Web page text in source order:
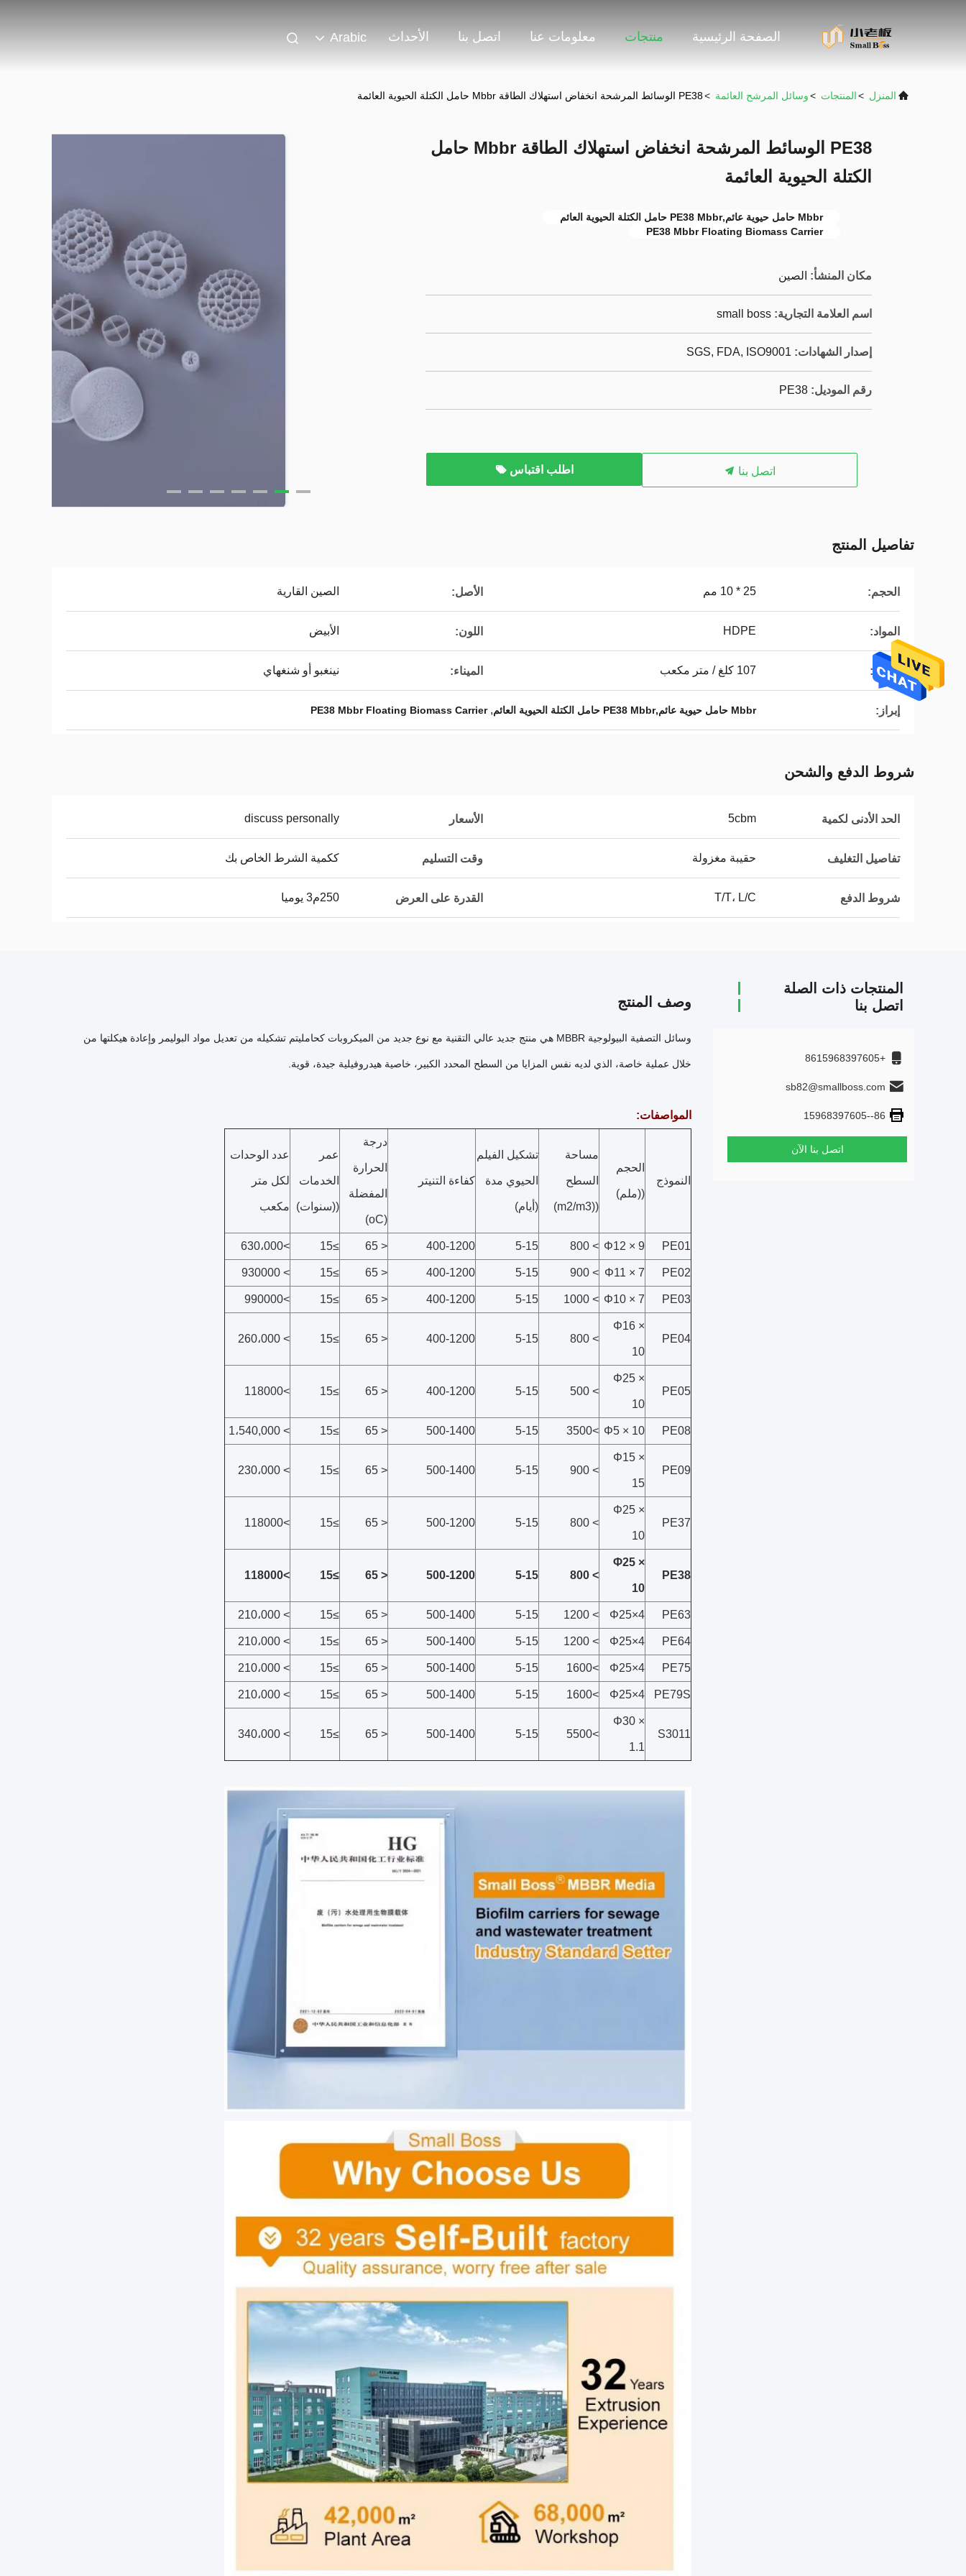
الصفحة الرئيسية منتجات معلومات عنا اتصل بنا الأحداث Arabic
المنزل >المنتجات >وسائل المرشح العائمة >PE38 الوسائط المرشحة انخفاض استهلاك الطاقة Mbbr حامل الكتلة الحيوية العائمة
PE38 الوسائط المرشحة انخفاض استهلاك الطاقة Mbbr حامل
الكتلة الحيوية العائمة
Mbbr حامل حيوية عائم,PE38 Mbbr حامل الكتلة الحيوية العائم
PE38 Mbbr Floating Biomass Carrier
مكان المنشأ: الصين
اسم العلامة التجارية: small boss
إصدار الشهادات: SGS, FDA, ISO9001
رقم الموديل: PE38
اتصل بنا اطلب اقتباس
تفاصيل المنتج
الحجم: 25 * 10 مم الأصل: الصين القارية
المواد: HDPE اللون: الأبيض
الوزن: 107 كلغ / متر مكعب الميناء: نينغبو أو شنغهاي
إبراز: Mbbr حامل حيوية عائم,PE38 Mbbr حامل الكتلة الحيوية العائم ,
PE38 Mbbr Floating Biomass Carrier
شروط الدفع والشحن
الحد الأدنى لكمية 5cbm الأسعار discuss personally
تفاصيل التغليف حقيبة مغزولة وقت التسليم ككمية الشرط الخاص بك
شروط الدفع T/T، L/C القدرة على العرض 250م3 يوميا
المنتجات ذات الصلة
اتصل بنا
+8615968397605
sb82@smallboss.com
86--15968397605
اتصل بنا الآن
وصف المنتج
وسائل التصفية البيولوجية MBBR هي منتج جديد عالي التقنية مع نوع جديد من الميكروبات كحامليتم تشكيله من تعديل مواد البوليمر وإعادة هيكلتها من
خلال عملية خاصة، الذي لديه نفس المزايا من السطح المحدد الكبير، خاصية هيدروفيلية جيدة، قوية.
المواصفات:
النموذج
الحجم
((ملم)
مساحة
السطح
((m2/m3)
تشكيل الفيلم
الحيوي مدة
(أيام)
كفاءة التنيتر
درجة
الحرارة
المفضلة
(oC)
عمر
الخدمات
((سنوات)
عدد الوحدات
لكل متر
مكعب
PE01
Φ12 × 9
> 800
5-15
400-1200
< 65
≥15 >630،000
PE02
Φ11 × 7
> 900
5-15
400-1200
< 65
≥15
> 930000
PE03
Φ10 × 7
> 1000
5-15
400-1200
< 65
≥15
>990000
PE04
Φ16 ×
10
> 800
5-15
400-1200
< 65
≥15 > 260،000
PE05
Φ25 ×
10
> 500
5-15
400-1200
< 65
≥15
>118000
PE08
Φ5 × 10
>3500
5-15
500-1400
< 65
≥15 > 1،540,000
PE09
Φ15 ×
15
> 900
5-15
500-1400
< 65
≥15 > 230،000
PE37
Φ25 ×
10
> 800
5-15
500-1200
< 65
≥15
>118000
PE38
Φ25 ×
10
> 800
5-15
500-1200
< 65
≥15
>118000
PE63
Φ25×4
> 1200
5-15
500-1400
< 65
≥15 > 210،000
PE64
Φ25×4
> 1200
5-15
500-1400
< 65
≥15 > 210،000
PE75
Φ25×4
>1600
5-15
500-1400
< 65
≥15 > 210،000
PE79S
Φ25×4
>1600
5-15
500-1400
< 65
≥15 > 210،000
S3011
Φ30 ×
1.1
>5500
5-15
500-1400
< 65
≥15 > 340،000